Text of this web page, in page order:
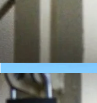
В Украине Вновь
Проливные Дожди